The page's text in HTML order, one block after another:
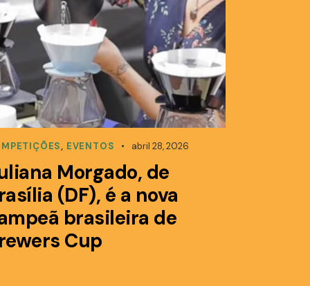
, EVENTOS abril 28, 2026
Morgado, de
(DF), é a nova
brasileira de
Cup